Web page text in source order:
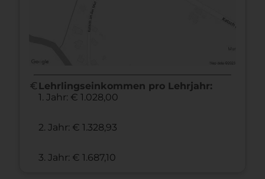
euro Lehrlingseinkommen pro Lehrjahr:
1. Jahr: € 1.028,00
2. Jahr: € 1.328,93
3. Jahr: € 1.687,10